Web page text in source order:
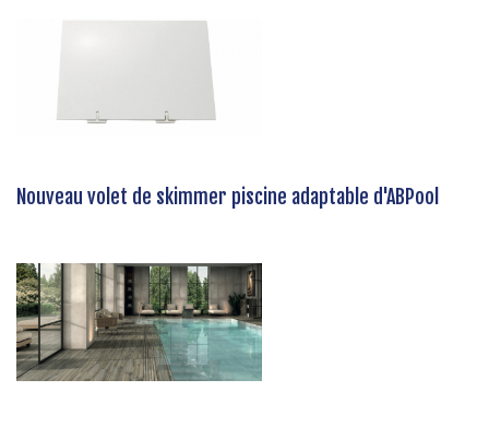
Nouveau volet de skimmer piscine adaptable d'ABPool